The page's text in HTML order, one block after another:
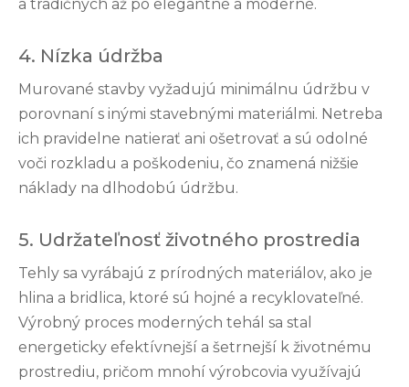
a tradičných až po elegantné a moderné.
4. Nízka údržba
Murované stavby vyžadujú minimálnu údržbu v
porovnaní s inými stavebnými materiálmi. Netreba
ich pravidelne natierať ani ošetrovať a sú odolné
voči rozkladu a poškodeniu, čo znamená nižšie
náklady na dlhodobú údržbu.
5. Udržateľnosť životného prostredia
Tehly sa vyrábajú z prírodných materiálov, ako je
hlina a bridlica, ktoré sú hojné a recyklovateľné.
Výrobný proces moderných tehál sa stal
energeticky efektívnejší a šetrnejší k životnému
prostrediu, pričom mnohí výrobcovia využívajú